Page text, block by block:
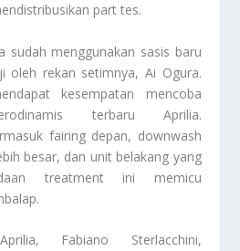
part tes.
sudah menggunakan sasis baru
oleh rekan setimnya, Ai Ogura.
kesempatan mencoba
terbaru Aprilia.
fairingdepan, downwash
besar, dan unit belakang yang
treatmentini memicu
Fabiano Sterlacchini,